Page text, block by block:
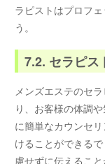
ラピストはプロフ
う。
7.2. セラピス
メンズエステのセ
り、お客様の体調
に簡単なカウンセ
けることができる
慮せずに伝えること